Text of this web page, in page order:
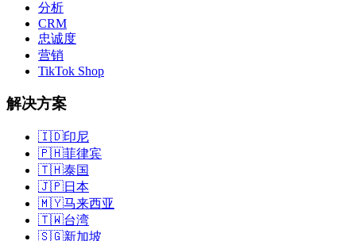
分析
CRM
忠诚度
营销
TikTok Shop
解决方案
🇮🇩印尼
🇵🇭菲律宾
🇹🇭泰国
🇯🇵日本
🇲🇾马来西亚
🇹🇼台湾
🇸🇬新加坡